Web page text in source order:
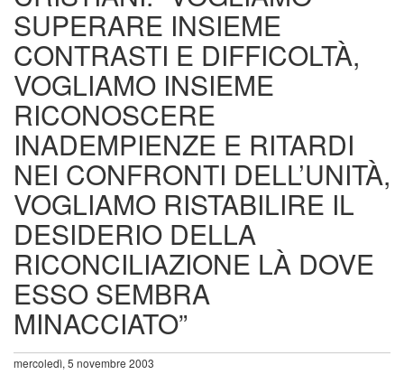
SUPERARE INSIEME
CONTRASTI E DIFFICOLTÀ,
VOGLIAMO INSIEME
RICONOSCERE
INADEMPIENZE E RITARDI
NEI CONFRONTI DELL’UNITÀ,
VOGLIAMO RISTABILIRE IL
DESIDERIO DELLA
RICONCILIAZIONE LÀ DOVE
ESSO SEMBRA
MINACCIATO”
mercoledì, 5 novembre 2003